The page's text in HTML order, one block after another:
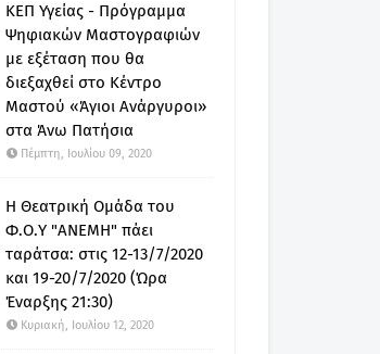
ΚΕΠ Υγείας - Πρόγραμμα
Ψηφιακών Μαστογραφιών
με εξέταση που θα
διεξαχθεί στο Κέντρο
Μαστού «Άγιοι Ανάργυροι»
στα Άνω Πατήσια
Πέμπτη, Ιουλίου 09, 2020
Η Θεατρική Ομάδα του
Φ.Ο.Υ "ΑΝΕΜΗ" πάει
ταράτσα: στις 12-13/7/2020
και 19-20/7/2020 (Ώρα
Έναρξης 21:30)
Κυριακή, Ιουλίου 12, 2020